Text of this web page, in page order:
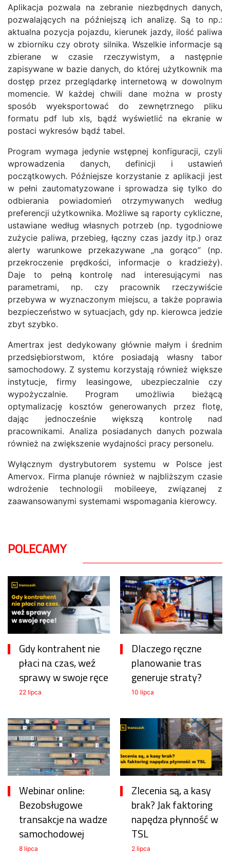
Aplikacja pozwala na zebranie niezbędnych danych,
pozwalających na późniejszą ich analizę. Są to np.:
aktualna pozycja pojazdu, kierunek jazdy, ilość paliwa
w zbiorniku czy obroty silnika. Wszelkie informacje są
zbierane w czasie rzeczywistym, a następnie
zapisywane w bazie danych, do której użytkownik ma
dostęp przez przeglądarkę internetową w dowolnym
momencie. W każdej chwili dane można w prosty
sposób wyeksportować do zewnętrznego pliku
formatu pdf lub xls, bądź wyświetlić na ekranie w
postaci wykresów bądź tabel.
Program wymaga jedynie wstępnej konfiguracji, czyli
wprowadzenia danych, definicji i ustawień
początkowych. Późniejsze korzystanie z aplikacji jest
w pełni zautomatyzowane i sprowadza się tylko do
odbierania powiadomień otrzymywanych według
preferencji użytkownika. Możliwe są raporty cykliczne,
ustawiane według własnych potrzeb (np. tygodniowe
zużycie paliwa, przebieg, łączny czas jazdy itp.) oraz
alerty warunkowe przekazywane „na gorąco” (np.
przekroczenie prędkości, informacje o kradzieży).
Daje to pełną kontrolę nad interesującymi nas
parametrami, np. czy pracownik rzeczywiście
przebywa w wyznaczonym miejscu, a także poprawia
bezpieczeństwo w sytuacjach, gdy np. kierowca jedzie
zbyt szybko.
Amertrax jest dedykowany głównie małym i średnim
przedsiębiorstwom, które posiadają własny tabor
samochodowy. Z systemu korzystają również większe
instytucje, firmy leasingowe, ubezpieczalnie czy
wypożyczalnie. Program umożliwia bieżącą
optymalizację kosztów generowanych przez flotę,
dając jednocześnie większą kontrolę nad
pracownikami. Analiza posiadanych danych pozwala
również na zwiększenie wydajności pracy personelu.
Wyłącznym dystrybutorem systemu w Polsce jest
Amervox. Firma planuje również w najbliższym czasie
wdrożenie technologii mobileeye, związanej z
zaawansowanymi systemami wspomagania kierowcy.
POLECAMY
Gdy kontrahent nie
płaci na czas, weź
sprawy w swoje ręce
22 lipca
Dlaczego ręczne
planowanie tras
generuje straty?
10 lipca
Webinar online:
Bezobsługowe
transakcje na wadze
samochodowej
8 lipca
Zlecenia są, a kasy
brak? Jak faktoring
napędza płynność w
TSL
2 lipca